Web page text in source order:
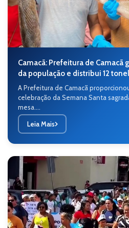
Camacã: Prefeitura de Camacã
da população e distribui 12
A Prefeitura de Camacã
celebração da Semana Santa
mesa....
Leia Mais